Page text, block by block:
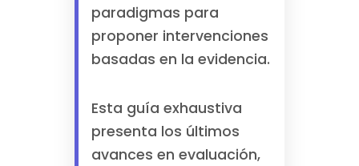
paradigmas para
proponer intervenciones
basadas en la evidencia.
Esta guía exhaustiva
presenta los últimos
avances en evaluación,